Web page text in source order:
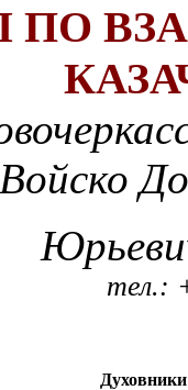
ПО
Войско
тел.: